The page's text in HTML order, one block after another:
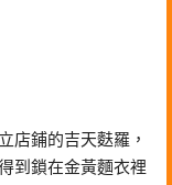
店鋪的吉天麩羅，
到鎖在金黃麵衣裡